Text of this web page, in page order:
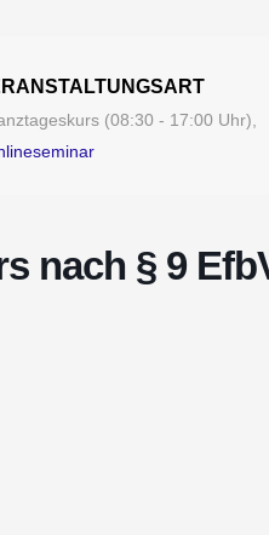
(08:30 - 17:00 Uhr),
nach § 9